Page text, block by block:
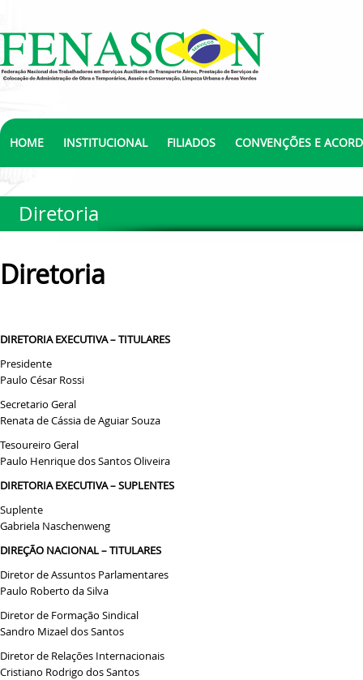
HOME INSTITUCIONAL FILIADOS CONVENÇÕES E
Diretoria
Diretoria
DIRETORIA EXECUTIVA – TITULARES
Presidente
Paulo César Rossi
Secretario Geral
Renata de Cássia de Aguiar Souza
Tesoureiro Geral
Paulo Henrique dos Santos Oliveira
DIRETORIA EXECUTIVA – SUPLENTES
Suplente
Gabriela Naschenweng
DIREÇÃO NACIONAL – TITULARES
Diretor de Assuntos Parlamentares
Paulo Roberto da Silva
Diretor de Formação Sindical
Sandro Mizael dos Santos
Diretor de Relações Internacionais
Cristiano Rodrigo dos Santos